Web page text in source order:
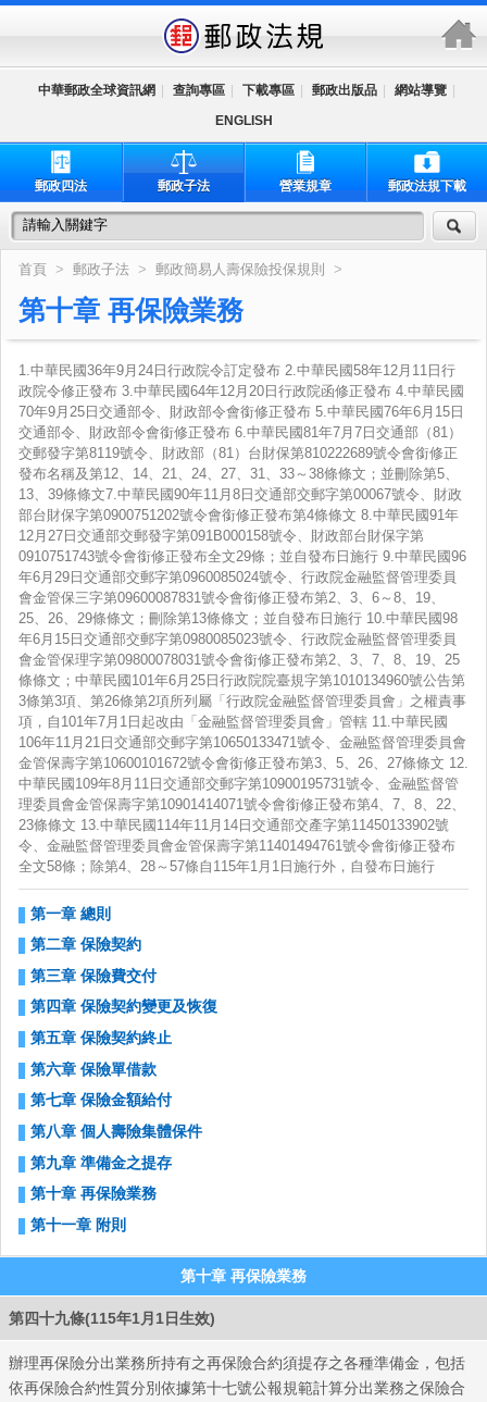
中華
中華郵政全球資訊網 查詢專區 下載專區 郵政出版品 網站導覽
ENGLISH
郵政四法 郵政子法 營業規章 郵政法規下載
首頁 > 郵政子法 > 郵政簡易人壽保險投保規則 >
第十章 再保險業務
1.中華民國36年9月24日行政院令訂定發布 2.中華民國58年12月11日行
政院令修正發布 3.中華民國64年12月20日行政院函修正發布 4.中華民國
70年9月25日交通部令、財政部令會銜修正發布 5.中華民國76年6月15日
交通部令、財政部令會銜修正發布 6.中華民國81年7月7日交通部（81）
交郵發字第8119號令、財政部（81）台財保第810222689號令會銜修正
發布名稱及第12、14、21、24、27、31、33～38條條文；並刪除第5、
13、39條條文7.中華民國90年11月8日交通部交郵字第00067號令、財政
部台財保字第0900751202號令會銜修正發布第4條條文 8.中華民國91年
12月27日交通部交郵發字第091B000158號令、財政部台財保字第
0910751743號令會銜修正發布全文29條；並自發布日施行 9.中華民國96
年6月29日交通部交郵字第0960085024號令、行政院金融監督管理委員
會金管保三字第09600087831號令會銜修正發布第2、3、6～8、19、
25、26、29條條文；刪除第13條條文；並自發布日施行 10.中華民國98
年6月15日交通部交郵字第0980085023號令、行政院金融監督管理委員
會金管保理字第09800078031號令會銜修正發布第2、3、7、8、19、25
條條文；中華民國101年6月25日行政院院臺規字第1010134960號公告第
3條第3項、第26條第2項所列屬「行政院金融監督管理委員會」之權責事
項，自101年7月1日起改由「金融監督管理委員會」管轄 11.中華民國
106年11月21日交通部交郵字第10650133471號令、金融監督管理委員會
金管保壽字第10600101672號令會銜修正發布第3、5、26、27條條文 12.
中華民國109年8月11日交通部交郵字第10900195731號令、金融監督管
理委員會金管保壽字第10901414071號令會銜修正發布第4、7、8、22、
23條條文 13.中華民國114年11月14日交通部交產字第11450133902號
令、金融監督管理委員會金管保壽字第11401494761號令會銜修正發布
全文58條；除第4、28～57條自115年1月1日施行外，自發布日施行
第一章 總則
第二章 保險契約
第三章 保險費交付
第四章 保險契約變更及恢復
第五章 保險契約終止
第六章 保險單借款
第七章 保險金額給付
第八章 個人壽險集體保件
第九章 準備金之提存
第十章 再保險業務
第十一章 附則
第十章 再保險業務
第四十九條(115年1月1日生效)
辦理再保險分出業務所持有之再保險合約須提存之各種準備金，包括
依再保險合約性質分別依據第十七號公報規範計算分出業務之保險合